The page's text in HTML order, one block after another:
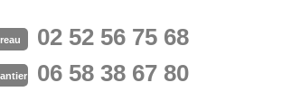
02 52 56 75 68
06 58 38 67 80